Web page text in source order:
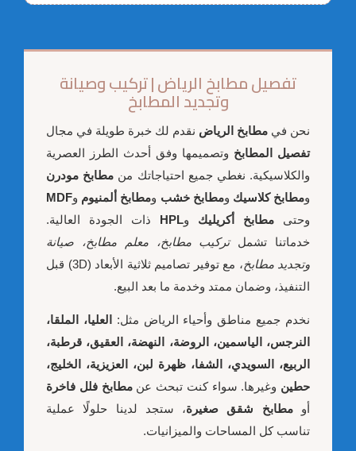
تفصيل مطابخ الرياض | تركيب وصيانة
وتجديد المطابخ
نحن في مطابخ الرياض نقدم لك خبرة طويلة في مجال
تفصيل المطابخ وتصميمها وفق أحدث الطرز العصرية
والكلاسيكية. نغطي جميع احتياجاتك من مطابخ مودرن
ومطابخ كلاسيك ومطابخ خشب ومطابخ ألمنيوم وMDF
وحتى مطابخ أكريليك وHPL ذات الجودة العالية.
خدماتنا تشملتركيب مطابخ، معلم مطابخ، صيانة
وتجديد مطابخ
، مع توفير تصاميم ثلاثية الأبعاد (3D) قبل
التنفيذ، وضمان ممتد وخدمة ما بعد البيع.
نخدم جميع مناطق وأحياء الرياض مثل:
العليا، الملقا،
النرجس، الياسمين، الروضة، النهضة، العقيق، قرطبة،
الربيع، السويدي، الشفا، ظهرة لبن، العزيزية، الخليج،
حطين وغيرها. سواء كنت تبحث عنمطابخ فلل فاخرة
أومطابخ شقق صغيرة، ستجد لدينا حلولًا عملية
تناسب كل المساحات والميزانيات.